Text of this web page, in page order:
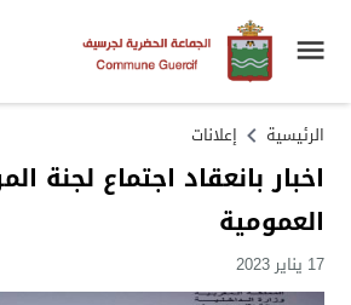
الرئيسية إعلانات
اخبار بانعقاد اجتماع لجنة
العمومية
17 يناير 2023